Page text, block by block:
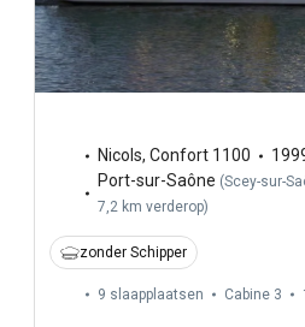
Nicols, Confort 1100
Port-sur-Saône (Scey-sur-
7,2 km verderop)
zonder Schipper
9 slaapplaatsen Cabine 3